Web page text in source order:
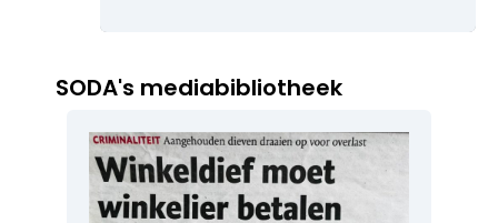
SODA's mediabibliotheek